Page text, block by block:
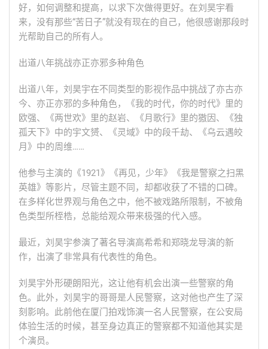
好，如何调整和提高，以求下次做得更好。在刘昊宇看
来，没有那些“苦日子”就没有现在的自己，他很感谢那段时
光帮助自己的所有人。
出道八年挑战亦正亦邪多种角色
出道八年，刘昊宇在不同类型的影视作品中挑战了亦古亦
今、亦正亦邪的多种角色，《我的时代，你的时代》里的
欧强、《两世欢》里的赵岩、《月歌行》里的獓因、《独
孤天下》中的宇文赟、《灵域》中的段千劫、《乌云遇皎
月》中的周维……
他参与主演的《1921》《再见，少年》《我是警察之扫黑
英雄》等影片，尽管主题不同，却都收获了不错的口碑。
在多样化世界观与角色之中，他不被戏路所限制，不被角
色类型所桎梏，总能给观众带来极强的代入感。
最近，刘昊宇参演了著名导演高希希和郑晓龙导演的新
作，出演了非常具有代表性的角色。
刘昊宇外形硬朗阳光，这让他有机会出演一些警察的角
色。此外，刘昊宇的哥哥是人民警察，这对他也产生了深
刻影响。此前他在厦门拍戏饰演一名人民警察，在公安局
体验生活的时候，甚至身边真正的警察都不知道他其实是
个演员。